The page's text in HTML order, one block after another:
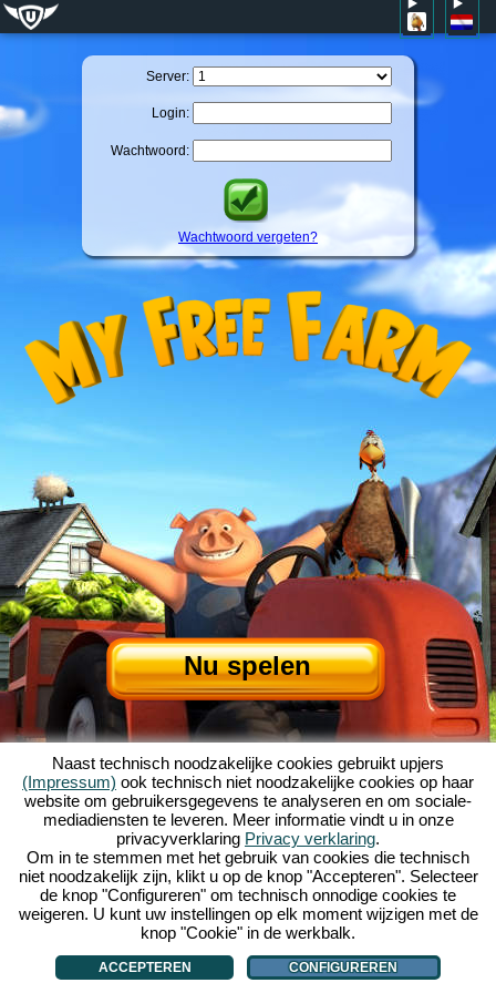
Server:
Login:
Wachtwoord:
Wachtwoord vergeten?
Nu spelen
Over My Free Farm|Het verhaal van dit browserspel|De mogelijkheden
AGV|Impressum|Privacybeleid|Regels| Forum|Support|
My Free Farm 2 App |Google Play|App Store|
Browsergames - Upjers.com| Cookies beheren
Naast technisch noodzakelijke cookies gebruikt upjers
(Impressum) ook technisch niet noodzakelijke cookies op haar
website om gebruikersgegevens te analyseren en om sociale-
mediadiensten te leveren. Meer informatie vindt u in onze
privacyverklaring Privacy verklaring.
Om in te stemmen met het gebruik van cookies die technisch
niet noodzakelijk zijn, klikt u op de knop "Accepteren". Selecteer
de knop "Configureren" om technisch onnodige cookies te
weigeren. U kunt uw instellingen op elk moment wijzigen met de
knop "Cookie" in de werkbalk.
ACCEPTEREN CONFIGUREREN